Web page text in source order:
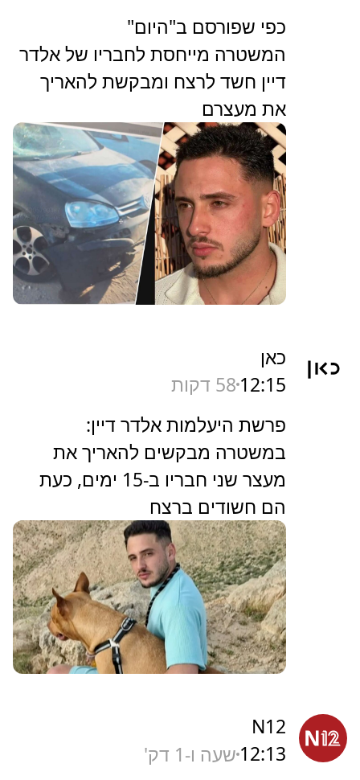
כפי שפורסם ב"היום"
המשטרה מייחסת לחבריו של אלדר
דיין חשד לרצח ומבקשת להאריך
את מעצרם
כאן
12:15 58 דקות
פרשת היעלמות אלדר דיין:
במשטרה מבקשים להאריך את
מעצר שני חבריו ב-15 ימים, כעת
הם חשודים ברצח
N12
12:13 שעה ו-1 דק'